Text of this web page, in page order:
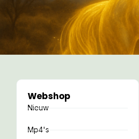
Webshop
Nieuw
Mp4's